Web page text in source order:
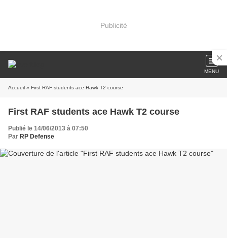
Publicité
MENU
Accueil » First RAF students ace Hawk T2 course
First RAF students ace Hawk T2 course
Publié le 14/06/2013 à 07:50
Par RP Defense